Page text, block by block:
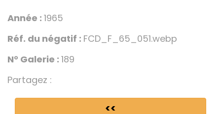
Année : 1965
Réf. du négatif : FCD_F_65_051.webp
N° Galerie : 189
Partagez :
<<